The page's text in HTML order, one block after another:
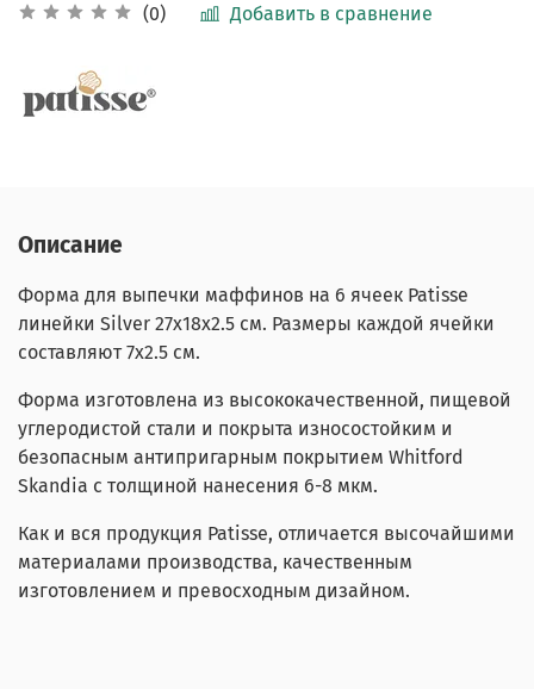
(0) Добавить в сравнение
Описание
Форма для выпечки маффинов на 6 ячеек Patisse
линейки Silver 27х18х2.5 см. Размеры каждой ячейки
составляют7х2.5 см.
Форма изготовлена из высококачественной, пищевой
углеродистой стали и покрыта износостойким и
безопасным антипригарным покрытием Whitford
Skandia с толщиной нанесения 6-8 мкм.
Как и вся продукция Patisse, отличается высочайшими
материалами производства, качественным
изготовлением и превосходным дизайном.